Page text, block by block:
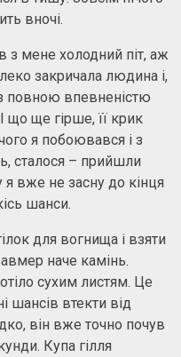
вночі.
з мене холодний піт, аж
закричала людина і,
повною впевненістю
що ще гірше, її крик
я побоювався і з
сталося – прийшли
я вже не засну до кінця
шанси.
для вогнища і взяти
наче камінь.
сухим листям. Це
шансів втекти від
він вже точно почув
Купа гілля